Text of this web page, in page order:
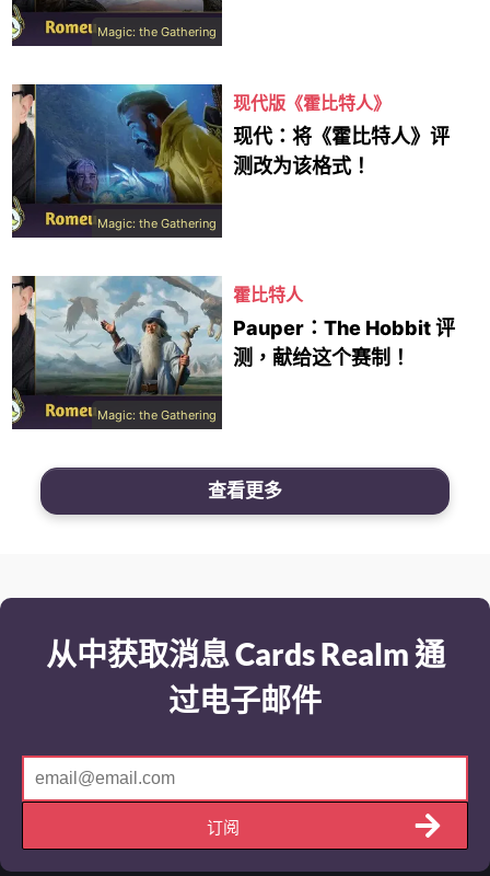
Magic: the Gathering
Magic: the Gathering
现代版《霍比特人》
现代：将《霍比特人》评
测改为该格式！
Magic: the Gathering
霍比特人
Pauper：The Hobbit 评
测，献给这个赛制！
查看更多
从中获取消息 Cards Realm 通
过电子邮件
订阅